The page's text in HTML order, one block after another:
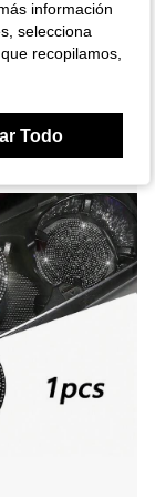
información
selecciona
recopilamos,
Todo